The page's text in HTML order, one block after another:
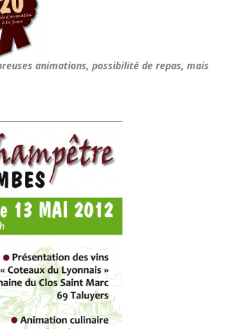
animations, possibilité de repas, mais